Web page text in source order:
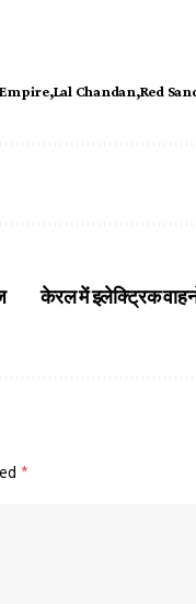
Lal Chandan Red
केरल में इलेक्ट्रिक
*